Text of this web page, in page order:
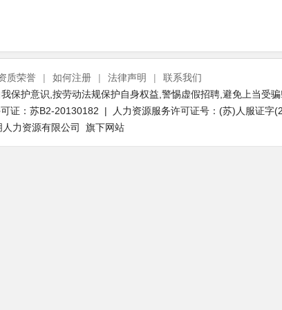
质荣誉 | 如何注册 | 法律声明 |
联系我们
保护意识,按劳动法规保护自身权益,警惕虚假招聘,避免上当受骗!
证：苏B2-20130182 | 人力资源服务许可证号：(苏)人服证字
人力资源有限公司 旗下网站